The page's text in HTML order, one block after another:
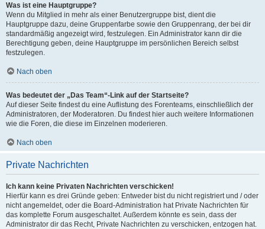
Was ist eine Hauptgruppe?
Wenn du Mitglied in mehr als einer Benutzergruppe bist, dient die
Hauptgruppe dazu, deine Gruppenfarbe sowie den Gruppenrang, der bei dir
standardmäßig angezeigt wird, festzulegen. Ein Administrator kann dir die
Berechtigung geben, deine Hauptgruppe im persönlichen Bereich selbst
festzulegen.
Nach oben
Was bedeutet der „Das Team“-Link auf der Startseite?
Auf dieser Seite findest du eine Auflistung des Forenteams, einschließlich der
Administratoren, der Moderatoren. Du findest hier auch weitere Informationen
wie die Foren, die diese im Einzelnen moderieren.
Nach oben
Private Nachrichten
Ich kann keine Privaten Nachrichten verschicken!
Hierfür kann es drei Gründe geben: Entweder bist du nicht registriert und / oder
nicht angemeldet, oder die Board-Administration hat Private Nachrichten für
das komplette Forum ausgeschaltet. Außerdem könnte es sein, dass der
Administrator dir das Recht, Private Nachrichten zu verschicken, entzogen hat.